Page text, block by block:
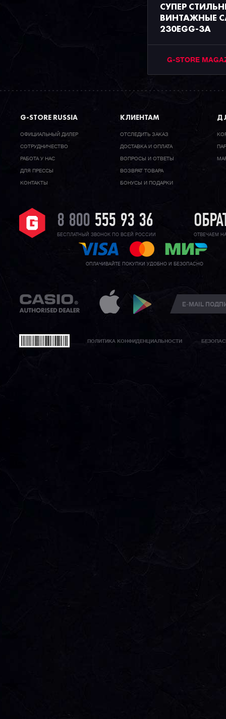
СУПЕР
ВИНТАЖНЫЕ
230EGG-3A
G-STORE
G-STORE RUSSIA
ОФИЦИАЛЬНЫЙ ДИЛЕР
CОТРУДНИЧЕСТВО
РАБОТА У НАС
ДЛЯ ПРЕССЫ
КОНТАКТЫ
КЛИЕНТАМ
ОТСЛЕДИТЬ ЗАКАЗ
ДОСТАВКА И ОПЛАТА
ВОПРОСЫ И ОТВЕТЫ
ВОЗВРАТ ТОВАРА
БОНУСЫ И ПОДАРКИ
8 800 555 93 36
БЕСПЛАТНЫЙ ЗВОНОК ПО ВСЕЙ РОССИИ ОТВЕЧАЕМ
ОПЛАЧИВАЙТЕ ПОКУПКИ УДОБНО И БЕЗОПАСНО
ПОЛИТИКА КОНФИДЕНЦИАЛЬНОСТИ